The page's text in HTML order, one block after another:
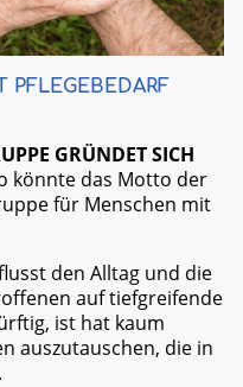
PFLEGEBEDARF
GRÜNDET SICH
könnte das Motto der
für Menschen mit
den Alltag und die
auf tiefgreifende
ist hat kaum
auszutauschen, die in